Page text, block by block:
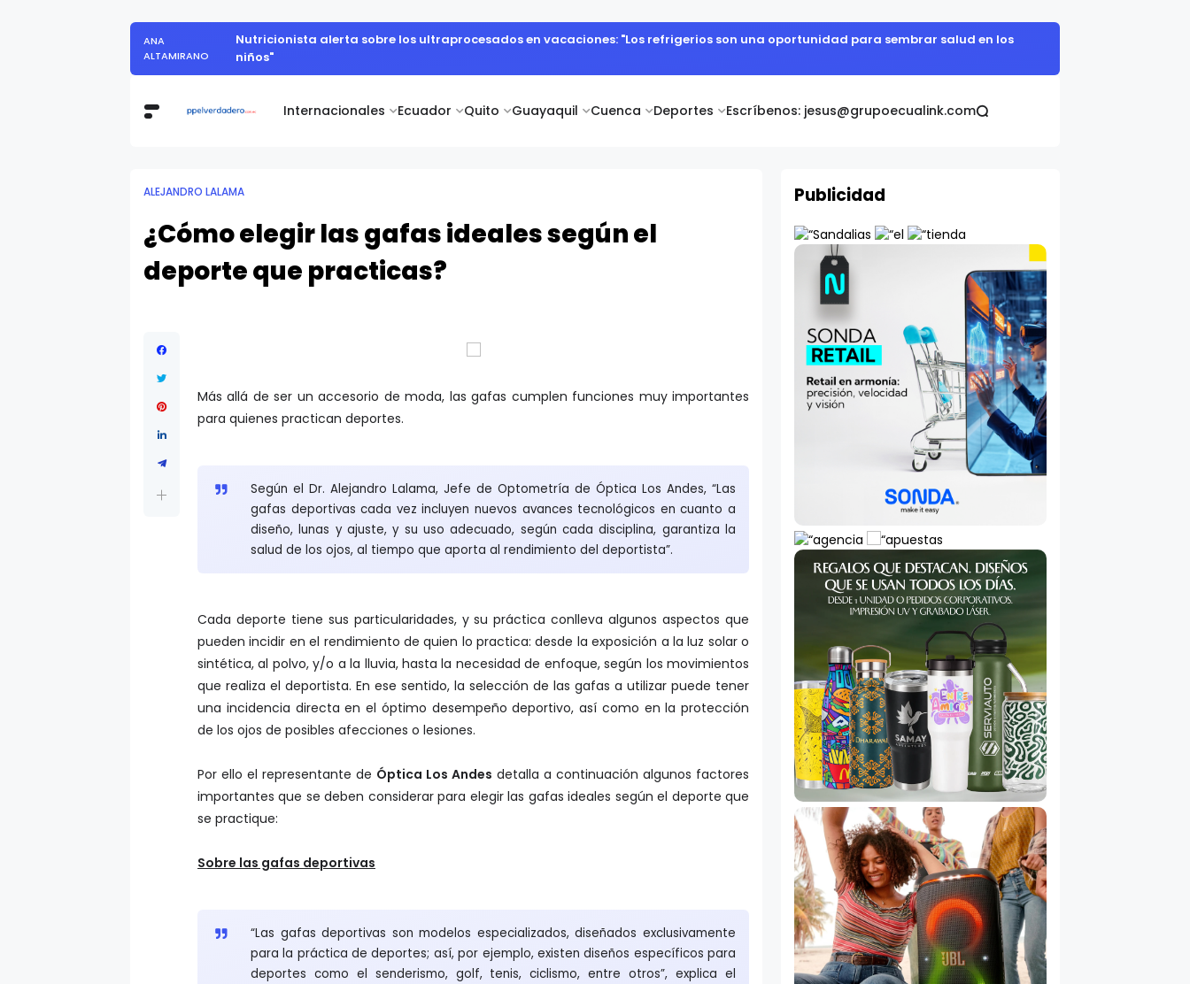
Internacionales Ecuador Quito Guayaquil Cuenca Deportes Escríbenos: jesus@grupoecualink.com
ANA
ALTAMIRANO
Nutricionista alerta sobre los ultraprocesados en vacaciones: "Los refrigerios son una oportunidad para sembrar salud en los
niños"
ALEJANDRO LALAMA
¿Cómo elegir las gafas ideales según el
deporte que practicas?
Más allá de ser un accesorio de moda, las gafas cumplen funciones muy importantes
para quienes practican deportes.
Según el Dr. Alejandro Lalama, Jefe de Optometría de Óptica Los Andes, “Las
gafas deportivas cada vez incluyen nuevos avances tecnológicos en cuanto a
diseño, lunas y ajuste, y su uso adecuado, según cada disciplina, garantiza la
salud de los ojos, al tiempo que aporta al rendimiento del deportista”.
Cada deporte tiene sus particularidades, y su práctica conlleva algunos aspectos que
pueden incidir en el rendimiento de quien lo practica: desde la exposición a la luz solar o
sintética, al polvo, y/o a la lluvia, hasta la necesidad de enfoque, según los movimientos
que realiza el deportista. En ese sentido, la selección de las gafas a utilizar puede tener
una incidencia directa en el óptimo desempeño deportivo, así como en la protección
de los ojos de posibles afecciones o lesiones.
Por ello el representante de Óptica Los Andes detalla a continuación algunos factores
importantes que se deben considerar para elegir las gafas ideales según el deporte que
se practique:
Sobre las gafas deportivas
“Las gafas deportivas son modelos especializados, diseñados exclusivamente
para la práctica de deportes; así, por ejemplo, existen diseños específicos para
deportes como el senderismo, golf, tenis, ciclismo, entre otros”, explica el
Publicidad